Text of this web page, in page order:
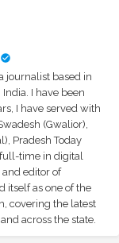
journalist based in
I have been
I have served with
(Gwalior),
Pradesh Today
time in digital
editor of
itself as one of the
covering the latest
across the state.